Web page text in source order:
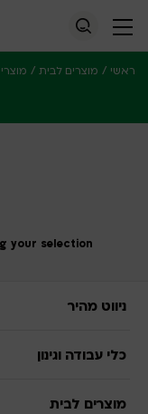
ראשי / מוצרים לבית /
your selection.
ניווט מהיר
כלי עבודה וגינון
מוצרים לבית